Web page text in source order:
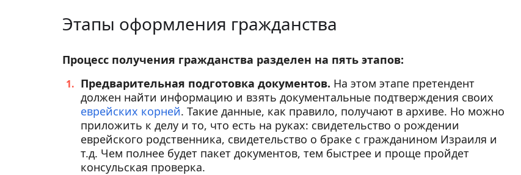
Этапы оформления гражданства
Процесс получения гражданства разделен на пять этапов:
Предварительная подготовка документов. На этом этапе претендент
должен найти информацию и взять документальные подтверждения своих
еврейских корней. Такие данные, как правило, получают в архиве. Но можно
приложить к делу и то, что есть на руках: свидетельство о рождении
еврейского родственника, свидетельство о браке с гражданином Израиля и
т.д. Чем полнее будет пакет документов, тем быстрее и проще пройдет
консульская проверка.